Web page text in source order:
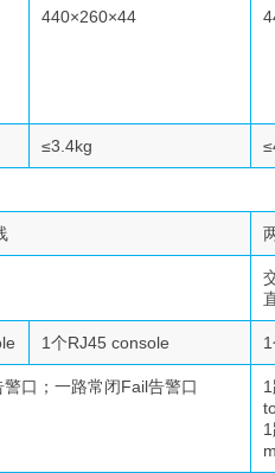
440×260×44
≤3.4kg
1个RJ45 console
口；一路常闭Fail告警口